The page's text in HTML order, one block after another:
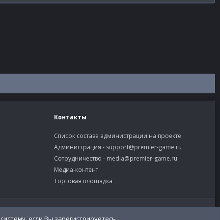
Контакты
Список состава администрации на проекте
Администрация - support@premier-game.ru
Сотрудничество - media@premier-game.ru
Медиа-контент
Торговая площадка
и правила Политика конфиденциальности